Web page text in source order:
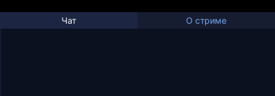
Чат О стриме